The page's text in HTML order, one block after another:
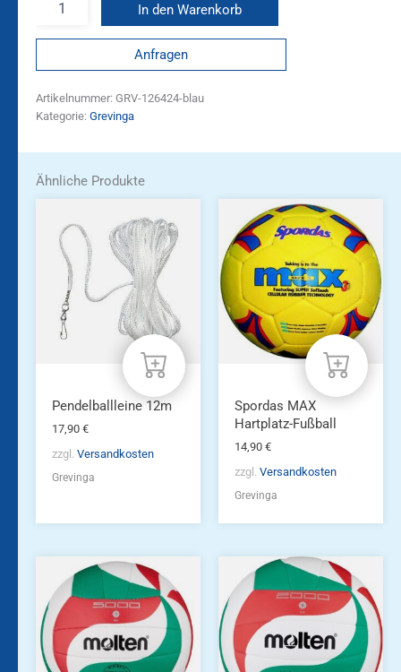
In den Warenkorb
Anfragen
Artikelnummer: GRV-126424-blau
Kategorie: Grevinga
Ähnliche Produkte
Pendelballleine 12m
17,90 €
zzgl. Versandkosten
Grevinga
Spordas MAX
Hartplatz-Fußball
14,90 €
zzgl. Versandkosten
Grevinga